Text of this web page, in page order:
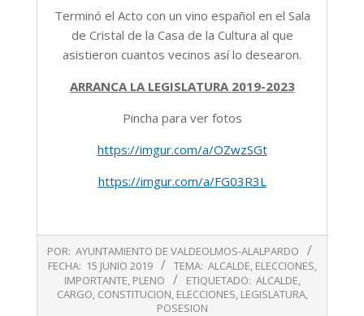
Terminó el Acto con un vino español en el Sala
de Cristal de la Casa de la Cultura al que
asistieron cuantos vecinos así lo desearon.
ARRANCA LA LEGISLATURA 2019-2023
Pincha para ver fotos
https://imgur.com/a/OZwzSGt
https://imgur.com/a/FG03R3L
06-
POR: AYUNTAMIENTO DE VALDEOLMOS-ALALPARDO
FECHA: 15 JUNIO 2019 TEMA: ALCALDE ELECCIONES
IMPORTANTE PLENO ETIQUETADO: ALCALDE
CARGO CONSTITUCION ELECCIONES LEGISLATURA,
POSESION